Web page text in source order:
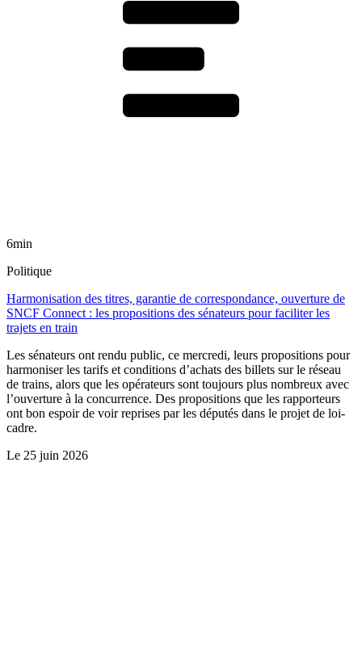
6min
Politique
Harmonisation des titres, garantie de correspondance, ouverture de
SNCF Connect : les propositions des sénateurs pour faciliter les
trajets en train
Les sénateurs ont rendu public, ce mercredi, leurs propositions pour
harmoniser les tarifs et conditions d’achats des billets sur le réseau
de trains, alors que les opérateurs sont toujours plus nombreux avec
l’ouverture à la concurrence. Des propositions que les rapporteurs
ont bon espoir de voir reprises par les députés dans le projet de loi-
cadre.
Le 25 juin 2026